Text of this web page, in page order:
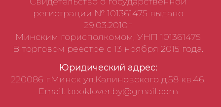
регистрации № 101361475 выдано
29.03.2010г.
Минским горисполкомом, УНП 101361475
В торговом реестре с 13 ноября 2015 года.
Юридический адрес:
220086 г.Минск ул.Калиновского д.58 кв.46,
Email: booklover.by@gmail.com